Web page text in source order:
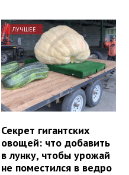
ЛУЧШЕЕ
Секрет гигантских
овощей: что добавить
в лунку, чтобы урожай
не поместился в ведро